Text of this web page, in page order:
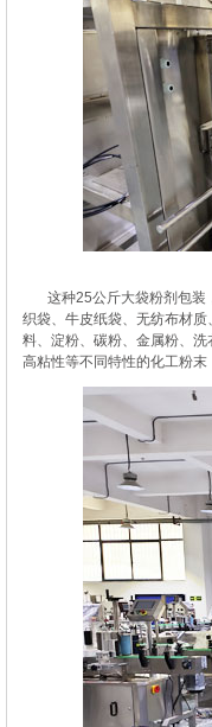
这种25公斤大袋粉剂包装
织袋、牛皮纸袋、无纺布材
料、淀粉、碳粉、金属粉、
高粘性等不同特性的化工粉末